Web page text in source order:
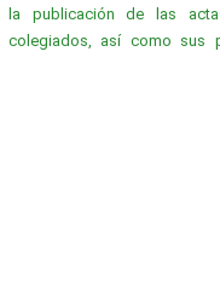
la publicación de las
colegiados, así como sus